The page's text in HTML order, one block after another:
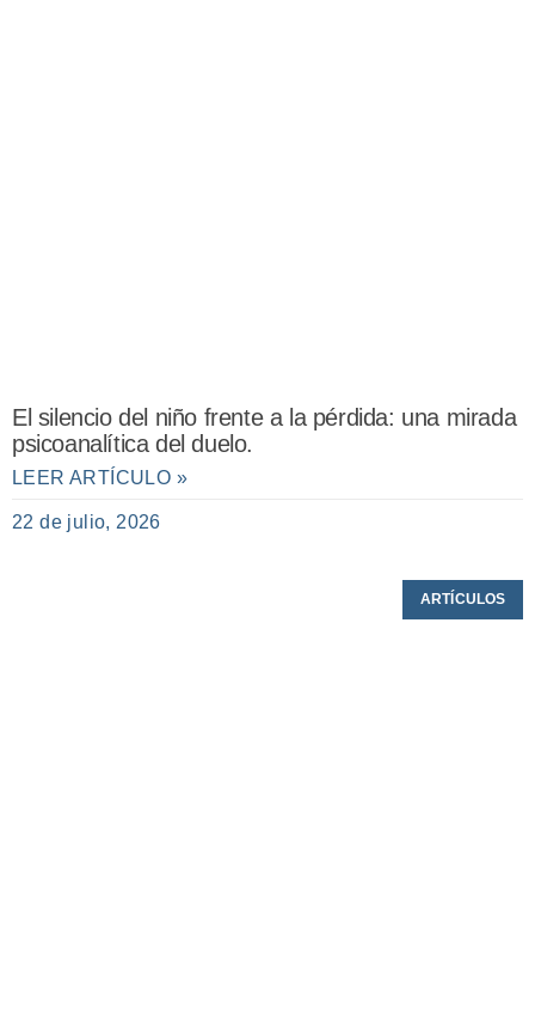
El silencio del niño frente a la pérdida: una mirada
psicoanalítica del duelo.
LEER ARTÍCULO »
22 de julio, 2026
ARTÍCULOS